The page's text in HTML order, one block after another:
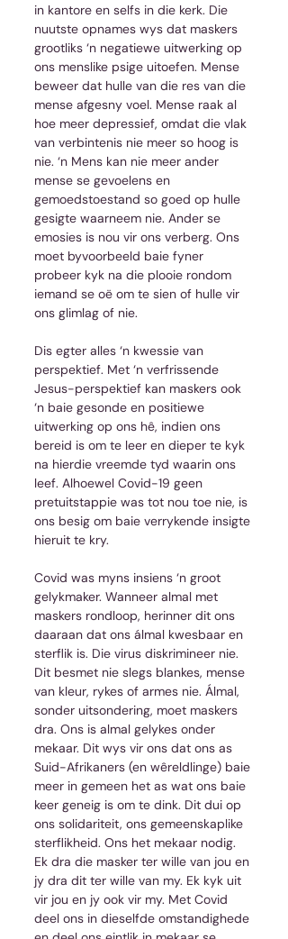
in kantore en selfs in die kerk. Die
nuutste opnames wys dat maskers
grootliks ‘n negatiewe uitwerking op
ons menslike psige uitoefen. Mense
beweer dat hulle van die res van die
mense afgesny voel. Mense raak al
hoe meer depressief, omdat die vlak
van verbintenis nie meer so hoog is
nie. ‘n Mens kan nie meer ander
mense se gevoelens en
gemoedstoestand so goed op hulle
gesigte waarneem nie. Ander se
emosies is nou vir ons verberg. Ons
moet byvoorbeeld baie fyner
probeer kyk na die plooie rondom
iemand se oë om te sien of hulle vir
ons glimlag of nie.
Dis egter alles ‘n kwessie van
perspektief. Met ‘n verfrissende
Jesus-perspektief kan maskers ook
‘n baie gesonde en positiewe
uitwerking op ons hê, indien ons
bereid is om te leer en dieper te kyk
na hierdie vreemde tyd waarin ons
leef. Alhoewel Covid-19 geen
pretuitstappie was tot nou toe nie, is
ons besig om baie verrykende insigte
hieruit te kry.
Covid was myns insiens ‘n groot
gelykmaker. Wanneer almal met
maskers rondloop, herinner dit ons
daaraan dat ons álmal kwesbaar en
sterflik is. Die virus diskrimineer nie.
Dit besmet nie slegs blankes, mense
van kleur, rykes of armes nie. Álmal,
sonder uitsondering, moet maskers
dra. Ons is almal gelykes onder
mekaar. Dit wys vir ons dat ons as
Suid-Afrikaners (en wêreldlinge) baie
meer in gemeen het as wat ons baie
keer geneig is om te dink. Dit dui op
ons solidariteit, ons gemeenskaplike
sterflikheid. Ons het mekaar nodig.
Ek dra die masker ter wille van jou en
jy dra dit ter wille van my. Ek kyk uit
vir jou en jy ook vir my. Met Covid
deel ons in dieselfde omstandighede